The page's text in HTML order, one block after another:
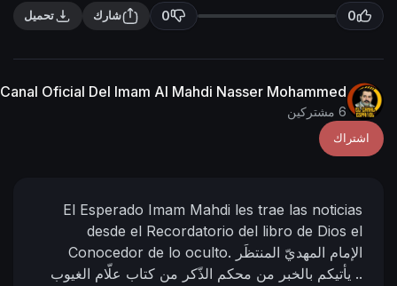
g
u
l
c
r
e
0
0 شارك تحميل
Canal Oficial Del Imam Al Mahdi Nasser Mohammed
6 مشتركين
اشتراك
El Esperado Imam Mahdi les trae las noticias
desde el Recordatorio del libro de Dios el
Conocedor de lo oculto. الإمام المهديّ المنتظَر
يأتيكم بالخبر من محكم الذّكر من كتاب علّام الغيوب ..